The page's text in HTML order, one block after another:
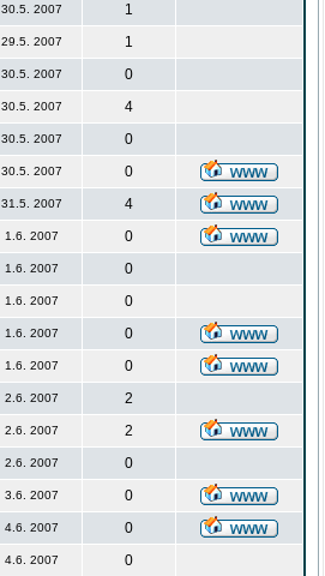
30.5. 2007
1
29.5. 2007
1
30.5. 2007
0
30.5. 2007
4
30.5. 2007
0
30.5. 2007
0
31.5. 2007
4
1.6. 2007
0
1.6. 2007
0
1.6. 2007
0
1.6. 2007
0
1.6. 2007
0
2.6. 2007
2
2.6. 2007
2
2.6. 2007
0
3.6. 2007
0
4.6. 2007
0
4.6. 2007
0